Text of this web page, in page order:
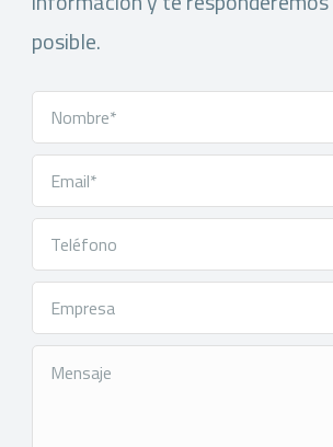
posible.